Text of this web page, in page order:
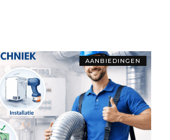
AANBIEDINGEN